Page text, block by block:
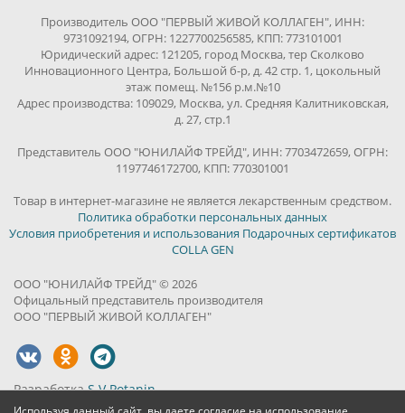
Производитель ООО "ПЕРВЫЙ ЖИВОЙ КОЛЛАГЕН", ИНН:
9731092194, ОГРН: 1227700256585, КПП: 773101001
Юридический адрес: 121205, город Москва, тер Сколково
Инновационного Центра, Большой б-р, д. 42 стр. 1, цокольный
этаж помещ. №156 р.м.№10
Адрес производства: 109029, Москва, ул. Средняя Калитниковская,
д. 27, стр.1
Представитель ООО "ЮНИЛАЙФ ТРЕЙД", ИНН: 7703472659, ОГРН:
1197746172700, КПП: 770301001
Товар в интернет-магазине не является лекарственным средством.
Политика обработки персональных данных
Условия приобретения и использования Подарочных сертификатов
COLLA GEN
ООО "ЮНИЛАЙФ ТРЕЙД" © 2026
Офицальный представитель производителя
ООО "ПЕРВЫЙ ЖИВОЙ КОЛЛАГЕН"
РазработкаS.V.Potanin